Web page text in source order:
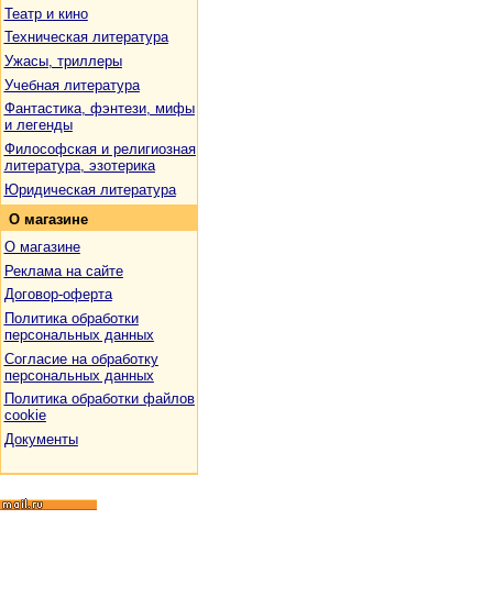
Театр и кино
Техническая литература
Ужасы, триллеры
Учебная литература
Фантастика, фэнтези, мифы
и легенды
Философская и религиозная
литература, эзотерика
Юридическая литература
О магазине
О магазине
Реклама на сайте
Договор-оферта
Политика обработки
персональных данных
Согласие на обработку
персональных данных
Политика обработки файлов
cookie
Документы